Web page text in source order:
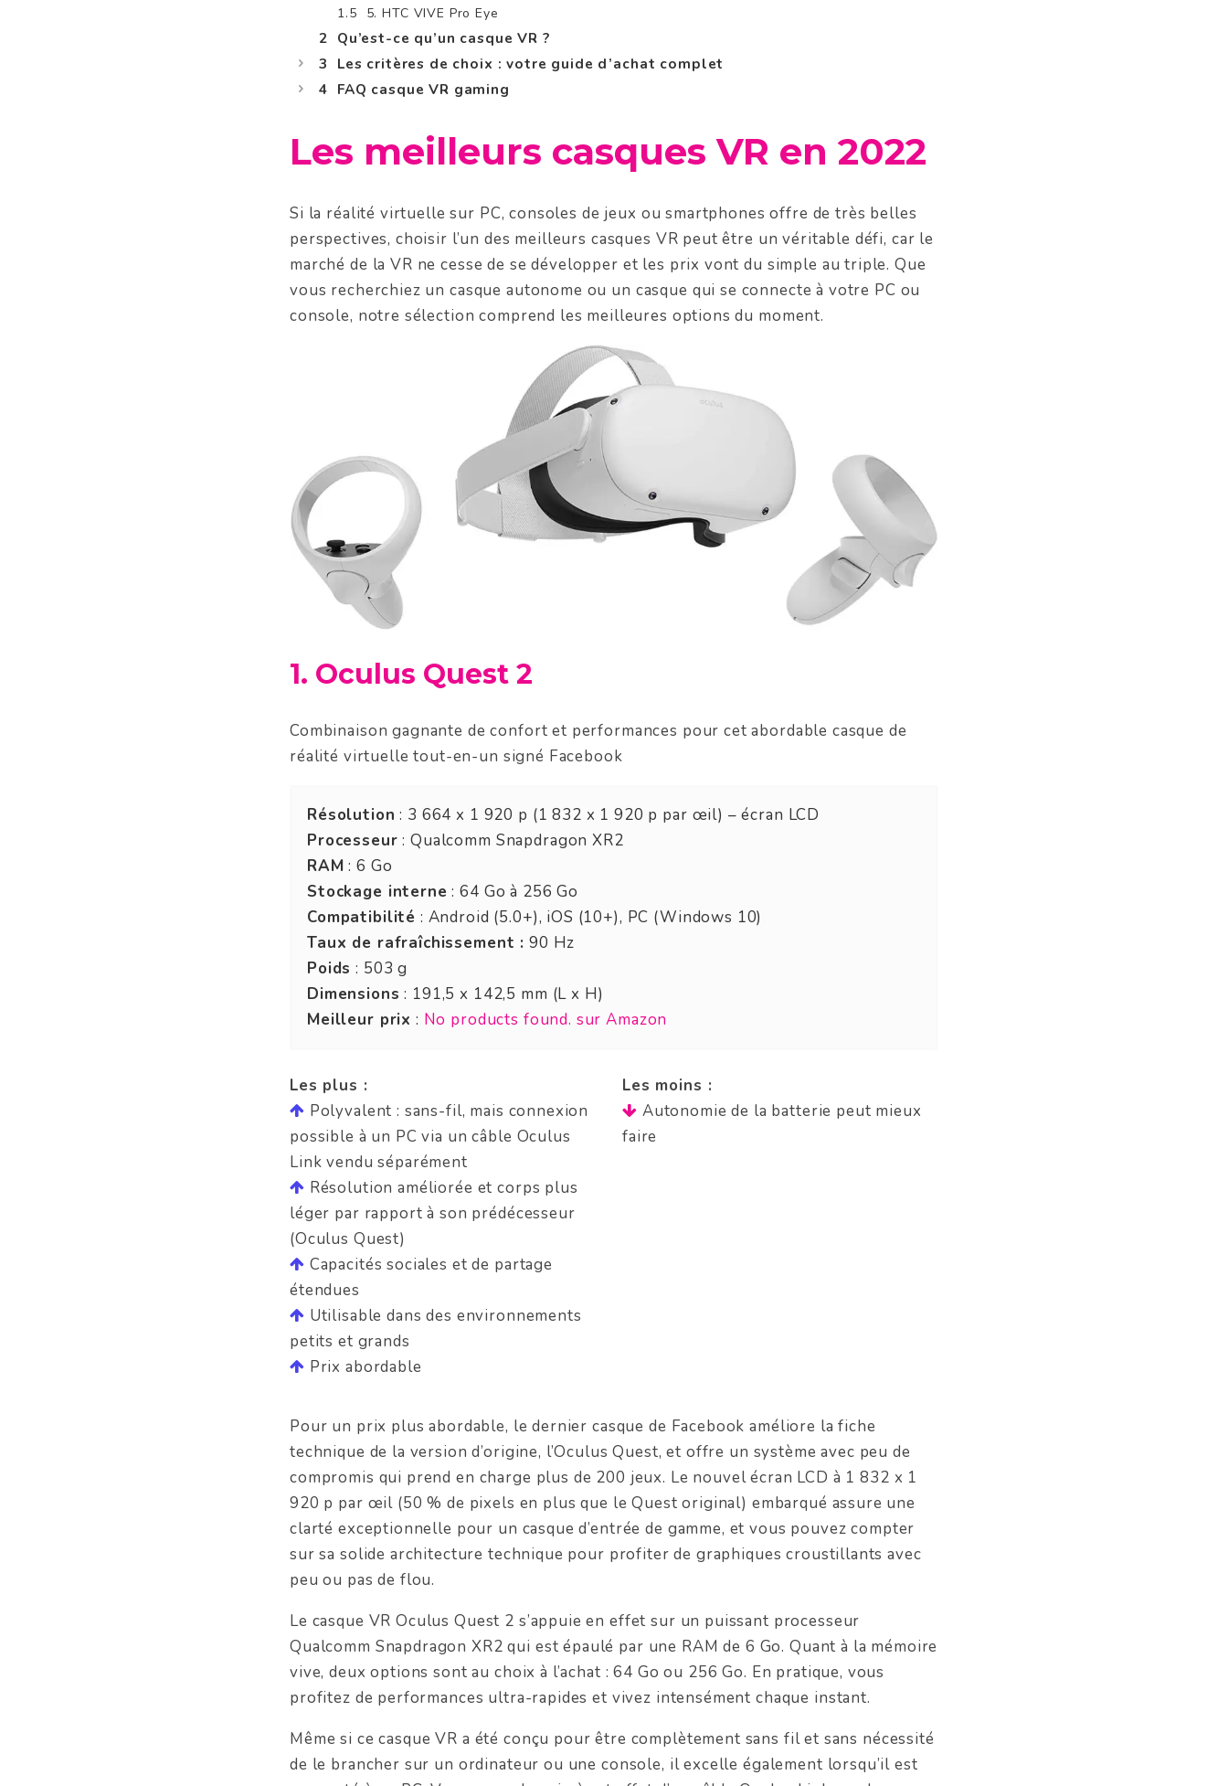
5. HTC VIVE Pro Eye
Qu’est-ce qu’un casque VR ?
Les critères de choix : votre guide d’achat complet
FAQ casque VR gaming
Les meilleurs casques VR en 2022
Si la réalité virtuelle sur PC, consoles de jeux ou smartphones offre de très belles
perspectives, choisir l’un des meilleurs casques VR peut être un véritable défi, car le
marché de la VR ne cesse de se développer et les prix vont du simple au triple. Que
vous recherchiez un casque autonome ou un casque qui se connecte à votre PC ou
console, notre sélection comprend les meilleures options du moment.
1. Oculus Quest 2
Combinaison gagnante de confort et performances pour cet abordable casque de
réalité virtuelle tout-en-un signé Facebook
Résolution : 3 664 x 1 920 p (1 832 x 1 920 p par œil) – écran LCD
Processeur : Qualcomm Snapdragon XR2
RAM : 6 Go
Stockage interne : 64 Go à 256 Go
Compatibilité : Android (5.0+), iOS (10+), PC (Windows 10)
Taux de rafraîchissement : 90 Hz
Poids : 503 g
Dimensions : 191,5 x 142,5 mm (L x H)
Meilleur prix : No products found. sur Amazon
Les plus :
Polyvalent : sans-fil, mais connexion
possible à un PC via un câble Oculus
Link vendu séparément
Résolution améliorée et corps plus
léger par rapport à son prédécesseur
(Oculus Quest)
Capacités sociales et de partage
étendues
Utilisable dans des environnements
petits et grands
Prix abordable
Les moins :
Autonomie de la batterie peut mieux
faire
Pour un prix plus abordable, le dernier casque de Facebook améliore la fiche
technique de la version d’origine, l’Oculus Quest, et offre un système avec peu de
compromis qui prend en charge plus de 200 jeux. Le nouvel écran LCD à 1 832 x 1
920 p par œil (50 % de pixels en plus que le Quest original) embarqué assure une
clarté exceptionnelle pour un casque d’entrée de gamme, et vous pouvez compter
sur sa solide architecture technique pour profiter de graphiques croustillants avec
peu ou pas de flou.
Le casque VR Oculus Quest 2 s’appuie en effet sur un puissant processeur
Qualcomm Snapdragon XR2 qui est épaulé par une RAM de 6 Go. Quant à la mémoire
vive, deux options sont au choix à l’achat : 64 Go ou 256 Go. En pratique, vous
profitez de performances ultra-rapides et vivez intensément chaque instant.
Même si ce casque VR a été conçu pour être complètement sans fil et sans nécessité
de le brancher sur un ordinateur ou une console, il excelle également lorsqu’il est